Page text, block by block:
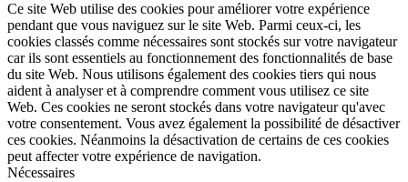
Ce site Web utilise des cookies pour améliorer votre expérience
pendant que vous naviguez sur le site Web. Parmi ceux-ci, les
cookies classés comme nécessaires sont stockés sur votre navigateur
car ils sont essentiels au fonctionnement des fonctionnalités de base
du site Web. Nous utilisons également des cookies tiers qui nous
aident à analyser et à comprendre comment vous utilisez ce site
Web. Ces cookies ne seront stockés dans votre navigateur qu'avec
votre consentement. Vous avez également la possibilité de désactiver
ces cookies. Néanmoins la désactivation de certains de ces cookies
peut affecter votre expérience de navigation.
Nécessaires